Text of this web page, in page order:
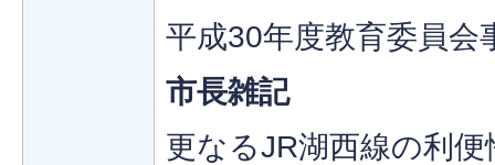
平成30年度教育委員会
市長雑記
更なるJR湖西線の利